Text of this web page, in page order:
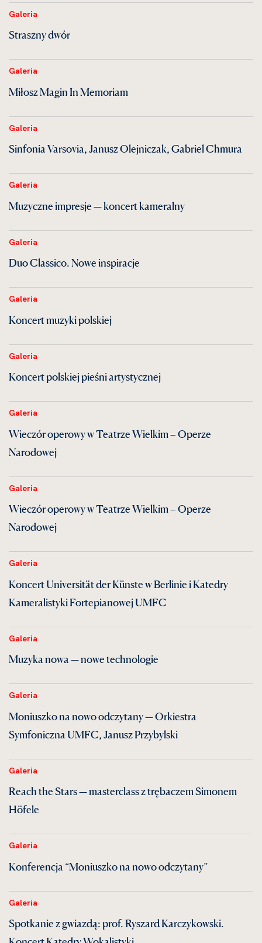
Galeria
Straszny dwór
Galeria
Miłosz Magin In Memoriam
Galeria
Sinfonia Varsovia, Janusz Olejniczak, Gabriel Chmura
Galeria
Muzyczne impresje — koncert kameralny
Galeria
Duo Classico. Nowe inspiracje
Galeria
Koncert muzyki polskiej
Galeria
Koncert polskiej pieśni artystycznej
Galeria
Wieczór operowy w Teatrze Wielkim – Operze
Narodowej
Galeria
Wieczór operowy w Teatrze Wielkim – Operze
Narodowej
Galeria
Koncert Universität der Künste w Berlinie i Katedry
Kameralistyki Fortepianowej UMFC
Galeria
Muzyka nowa — nowe technologie
Galeria
Moniuszko na nowo odczytany — Orkiestra
Symfoniczna UMFC, Janusz Przybylski
Galeria
Reach the Stars — masterclass z trębaczem Simonem
Höfele
Galeria
Konferencja “Moniuszko na nowo odczytany”
Galeria
Spotkanie z gwiazdą: prof. Ryszard Karczykowski.